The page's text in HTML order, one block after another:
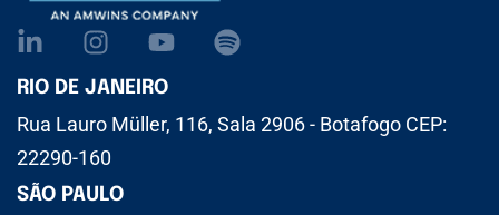
RIO DE JANEIRO
Rua Lauro Müller, 116, Sala 2906 - Botafogo CEP:
22290-160
SÃO PAULO